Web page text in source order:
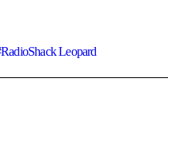
RadioShack Leopard